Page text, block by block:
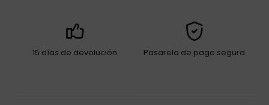
15 días de devolución Pasarela de pago segura